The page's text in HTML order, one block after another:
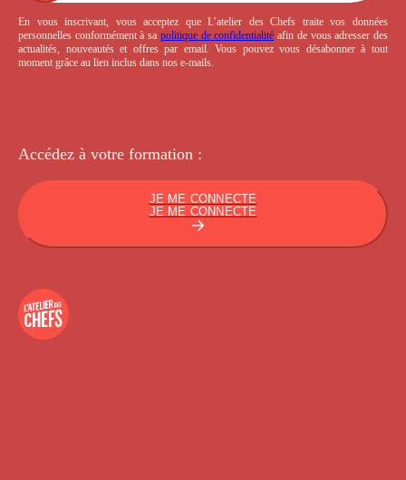
En vous inscrivant, vous acceptez que L’atelier des Chefs traite vos données
personnelles conformément à sa politique de confidentialité afin de vous adresser des
actualités, nouveautés et offres par email. Vous pouvez vous désabonner à tout
moment grâce au lien inclus dans nos e-mails.
Accédez à votre formation :
JE ME CONNECTE
JE ME CONNECTE